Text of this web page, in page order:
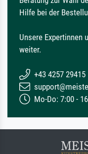
Hilfe bei der
Unsere Expertinnen
weiter.
+43 4257 29415
Mo-Do: 7:00 -